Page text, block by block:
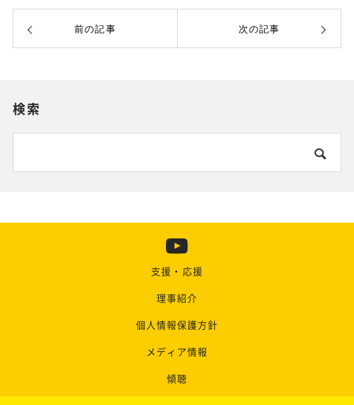
前の記事 次の記事
検索
支援・応援
理事紹介
個人情報保護方針
メディア情報
傾聴